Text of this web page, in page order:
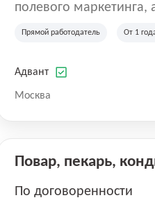
полевого
на территории
Прямой работодатель От 1
Адвант
Москва
Повар, пекарь,
По договоренности